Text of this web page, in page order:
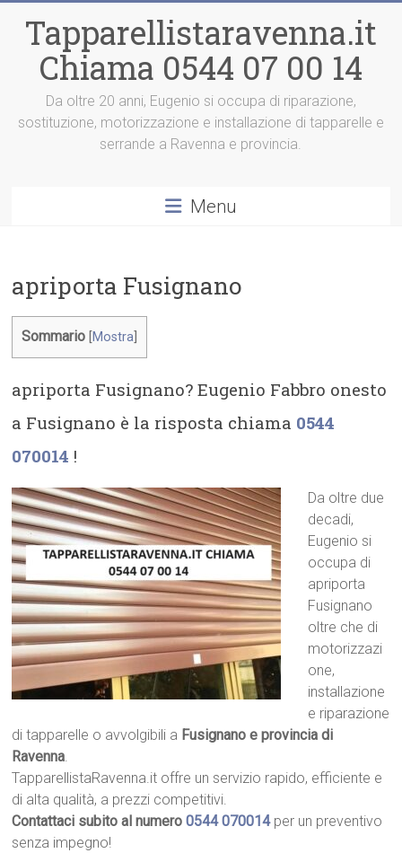
contenuto
Tapparellistaravenna.it
Chiama 0544 07 00 14
Da oltre 20 anni, Eugenio si occupa di riparazione,
sostituzione, motorizzazione e installazione di tapparelle e
serrande a Ravenna e provincia.
Menu
apriporta Fusignano
Sommario Mostra
apriporta Fusignano? Eugenio Fabbro onesto
a Fusignano è la risposta chiama 0544
070014 !
Da oltre due
decadi,
Eugenio si
occupa di
apriporta
Fusignano
oltre che di
motorizzazi
one,
installazione
e riparazione
di tapparelle o avvolgibili a Fusignano e provincia di
Ravenna.
TapparellistaRavenna.it offre un servizio rapido, efficiente e
di alta qualità, a prezzi competitivi.
Contattaci subito al numero0544 070014per un preventivo
senza impegno!